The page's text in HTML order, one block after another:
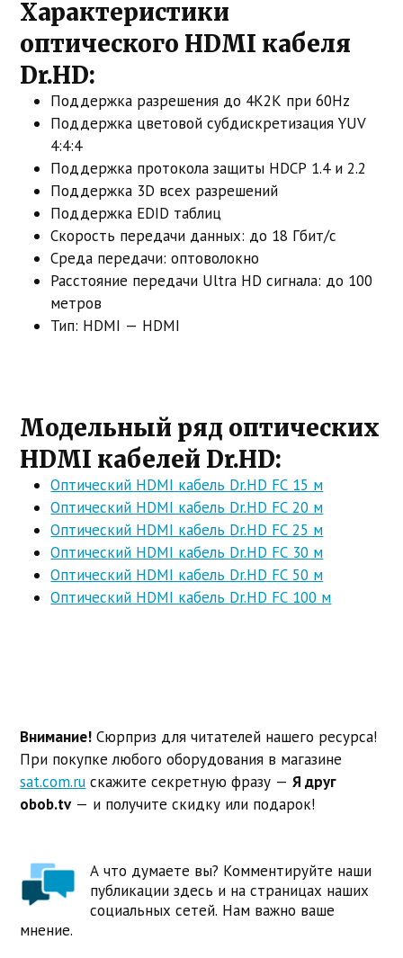
Характеристики
оптического HDMI кабеля
Dr.HD:
Поддержка разрешения до 4К2К при 60Hz
Поддержка цветовой субдискретизация YUV
4:4:4
Поддержка протокола защиты HDCP 1.4 и 2.2
Поддержка 3D всех разрешений
Поддержка EDID таблиц
Скорость передачи данных: до 18 Гбит/с
Среда передачи: оптоволокно
Расстояние передачи Ultra HD сигнала: до 100
метров
Тип: HDMI — HDMI
Модельный ряд оптических
HDMI кабелей Dr.HD:
Оптический HDMI кабель Dr.HD FC 15 м
Оптический HDMI кабель Dr.HD FC 20 м
Оптический HDMI кабель Dr.HD FC 25 м
Оптический HDMI кабель Dr.HD FC 30 м
Оптический HDMI кабель Dr.HD FC 50 м
Оптический HDMI кабель Dr.HD FC 100 м
Внимание! Сюрприз для читателей нашего ресурса!
При покупке любого оборудования в магазине
sat.com.ru скажите секретную фразу —Я друг
obob.tv— и получите скидку или подарок!
А что думаете вы? Комментируйте наши
публикации здесь и на страницах наших
социальных сетей. Нам важно ваше
мнение.